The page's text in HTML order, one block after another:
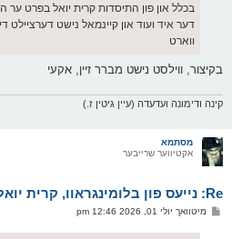
בכלל און פון התיסדות קרית יואל בפרט
דער איד ועוד און קיינמאל נישט דערציילט
ווארט
בקיצור, ווילסט נישט מברר זיין, אקעי
קינה ודימונה ועדעדה (עיין גיטין ז.)
מסתמא
אקטיווער שרייבער
Re: נייעס פון בלומינגראוו, קרית יואל
פמיטוואך יולי 01, 2026 12:46 pm